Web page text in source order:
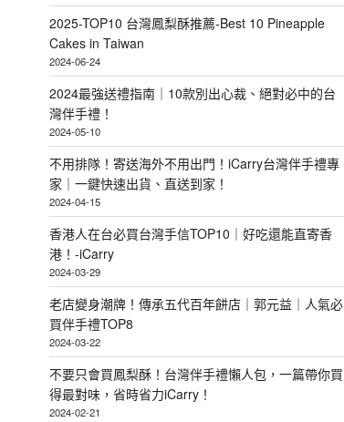
2025-TOP10 台灣鳳梨酥推薦-Best 10 Pineapple
Cakes in Taiwan
2024-06-24
2024最強送禮指南｜10款別出心裁、絕對必中的台
灣伴手禮！
2024-05-10
不用排隊！寄送海外不用出門！iCarry台灣伴手禮專
家｜一鍵快速出貨、直送到家！
2024-04-15
香港人在台必買台灣手信TOP10｜好吃還能直寄香
港！-iCarry
2024-03-29
老店變身潮牌！傳承五代百年餅店｜郭元益｜人氣必
買伴手禮TOP8
2024-03-22
不要只會買鳳梨酥！台灣伴手禮懶人包，一篇帶你買
得最對味，省時省力iCarry！
2024-02-21